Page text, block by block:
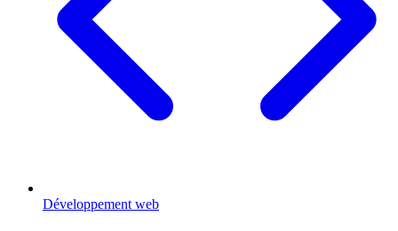
Développement web